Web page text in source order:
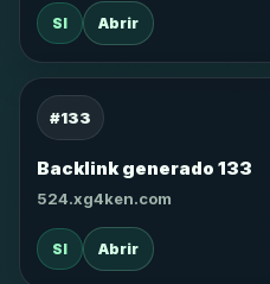
SI Abrir
#133
Backlink generado 133
524.xg4ken.com
SI Abrir